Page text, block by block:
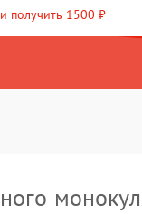
получить 1500 ₽